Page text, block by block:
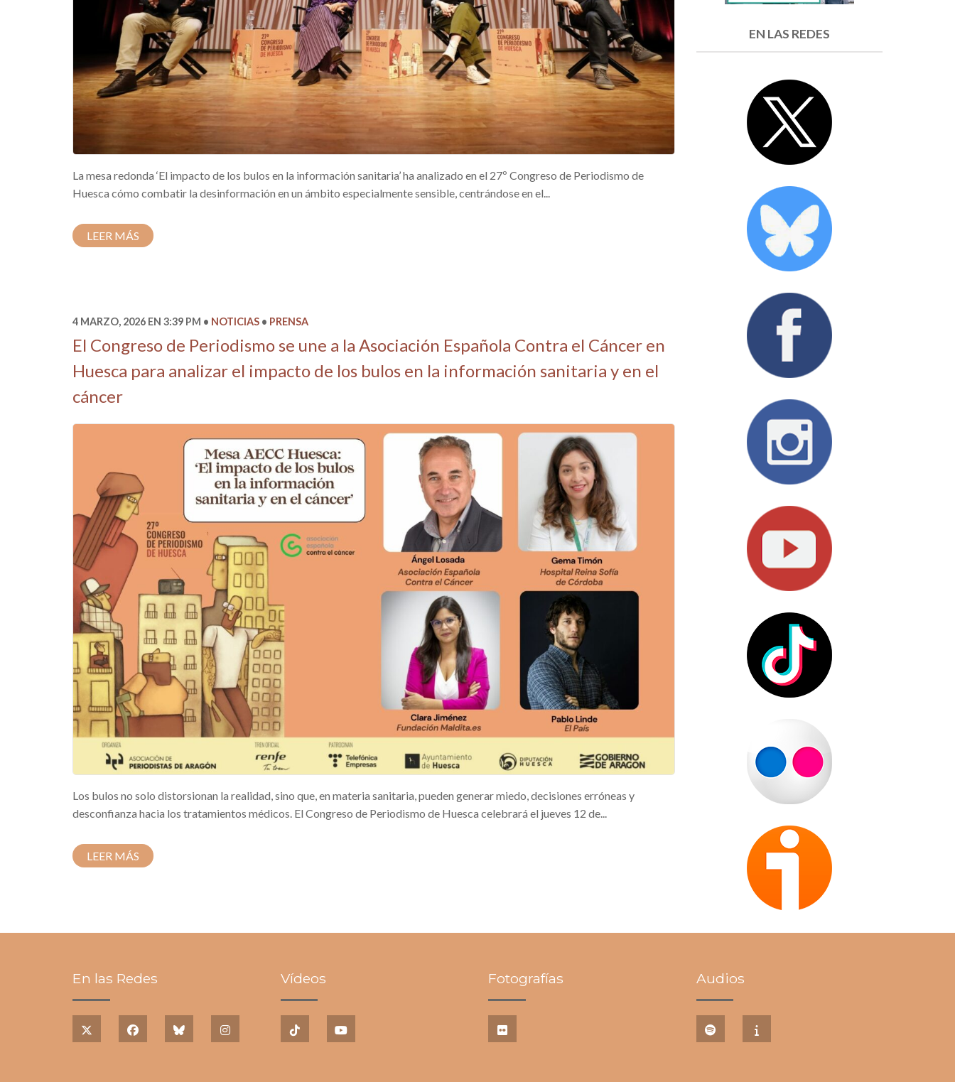
La mesa redonda ‘El impacto de los bulos en la información sanitaria’ ha analizado en el 27º Congreso de Periodismo de
Huesca cómo combatir la desinformación en un ámbito especialmente sensible, centrándose en el...
LEER MÁS
4 MARZO, 2026 EN 3:39 PM NOTICIAS PRENSA
El Congreso de Periodismo se une a la Asociación Española Contra el Cáncer en
Huesca para analizar el impacto de los bulos en la información sanitaria y en el
cáncer
Los bulos no solo distorsionan la realidad, sino que, en materia sanitaria, pueden generar miedo, decisiones erróneas y
desconfianza hacia los tratamientos médicos. El Congreso de Periodismo de Huesca celebrará el jueves 12 de...
LEER MÁS
EN LAS REDES
En las Redes Vídeos Fotografías Audios